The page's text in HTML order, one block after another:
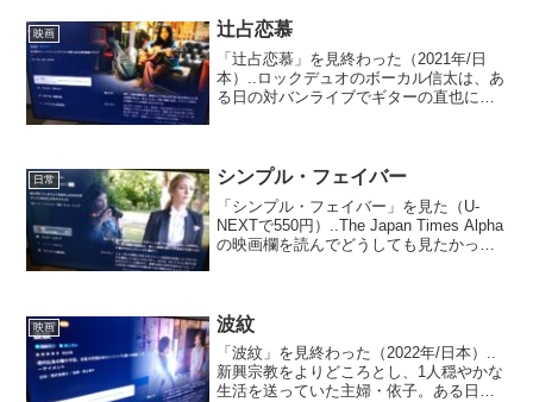
人生を自分のた...
映画 辻占恋慕
「辻占恋慕」を見終わった（2021年/日
本）..ロックデュオのボーカル信太は、あ
る日の対バンライブでギターの直也にド
れない、金ない、...
日常 シンプル・フェイバー
「シンプル・フェイバー」を見た（U-
NEXTで550円）..The Japan Times Alpha
の映画欄を読んでどうしても見たかった
映画 波紋
「波紋」を見終わった（2022年/日本）..
新興宗教をよりどころとし、1人穏やかな
生活を送っていた主婦・依子。ある日、